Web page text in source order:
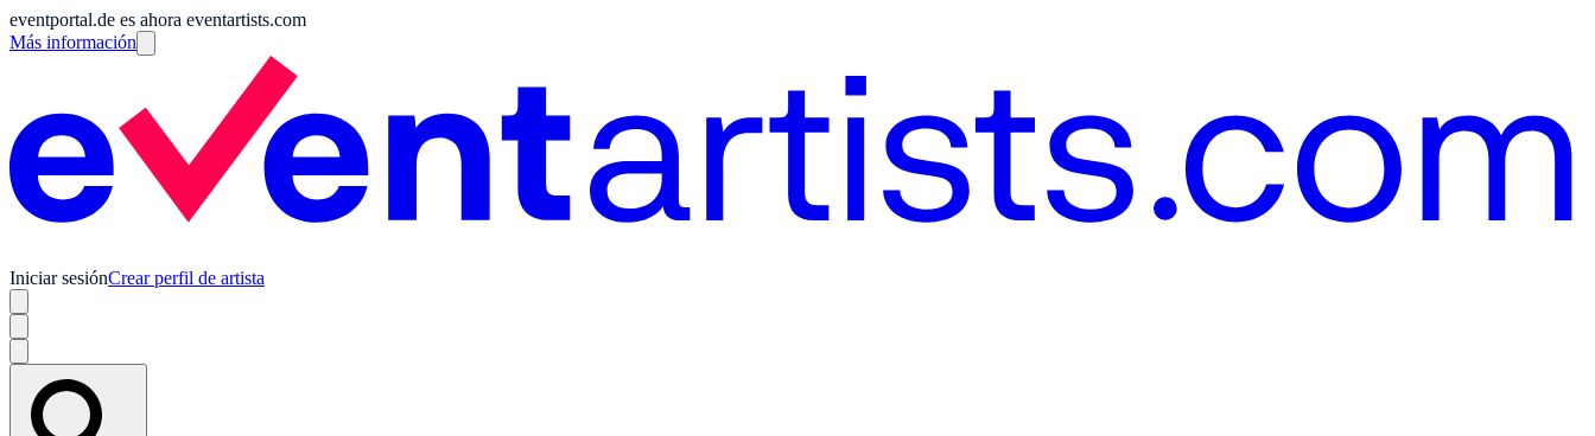
eventportal.de es ahora eventartists.com
Más información
Iniciar sesiónCrear perfil de artista